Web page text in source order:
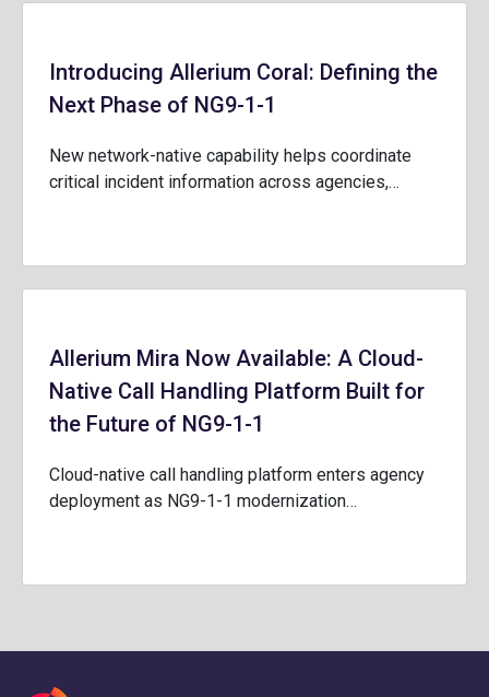
Introducing Allerium Coral: Defining the
Next Phase of NG9-1-1
New network-native capability helps coordinate
critical incident information across agencies,…
Allerium Mira Now Available: A Cloud-
Native Call Handling Platform Built for
the Future of NG9-1-1
Cloud-native call handling platform enters agency
deployment as NG9-1-1 modernization…